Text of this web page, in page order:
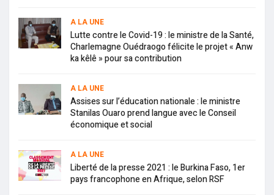
A LA UNE
Lutte contre le Covid-19 : le ministre de la Santé,
Charlemagne Ouédraogo félicite le projet « Anw
ka kêlê » pour sa contribution
A LA UNE
Assises sur l’éducation nationale : le ministre
Stanilas Ouaro prend langue avec le Conseil
économique et social
A LA UNE
Liberté de la presse 2021 : le Burkina Faso, 1er
pays francophone en Afrique, selon RSF